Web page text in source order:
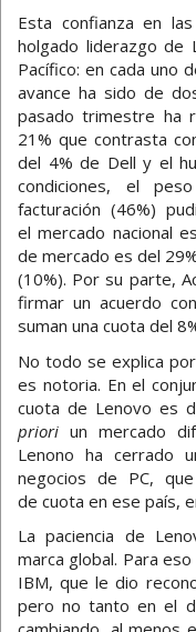
Esta confianza en
holgado liderazgo de
Pacífico: en cada uno
avance ha sido de
pasado trimestre ha
21% que contrasta
del 4% de Dell y el
condiciones, el
facturación (46%)
el mercado nacional
de mercado es del
(10%). Por su parte,
firmar un acuerdo
suman una cuota del
No todo se explica
es notoria. En el
cuota de Lenovo es
priori un mercado
Lenono ha cerrado
negocios de PC,
de cuota en ese país,
La paciencia de
marca global. Para
IBM, que le dio
pero no tanto en el